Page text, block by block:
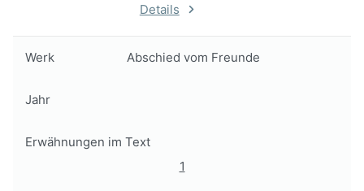
Details
Werk Abschied vom Freunde
Jahr
Erwähnungen im Text
1